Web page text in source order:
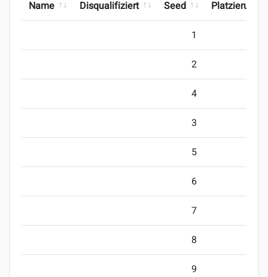
Name Disqualifiziert Seed Platzierung
1
2
4
3
5
6
7
8
9